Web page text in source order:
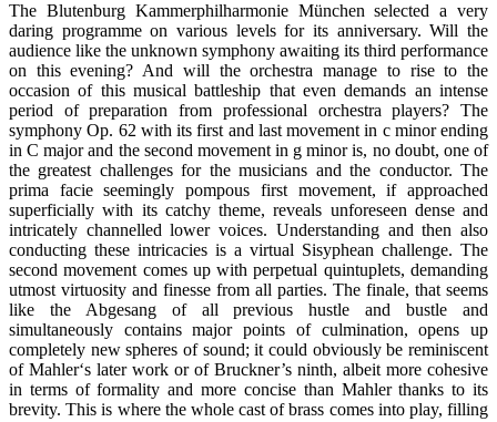
The Blutenburg Kammerphilharmonie München selected a very
daring programme on various levels for its anniversary. Will the
audience like the unknown symphony awaiting its third performance
on this evening? And will the orchestra manage to rise to the
occasion of this musical battleship that even demands an intense
period of preparation from professional orchestra players? The
symphony Op. 62 with its first and last movement in c minor ending
in C major and the second movement in g minor is, no doubt, one of
the greatest challenges for the musicians and the conductor. The
prima facie seemingly pompous first movement, if approached
superficially with its catchy theme, reveals unforeseen dense and
intricately channelled lower voices. Understanding and then also
conducting these intricacies is a virtual Sisyphean challenge. The
second movement comes up with perpetual quintuplets, demanding
utmost virtuosity and finesse from all parties. The finale, that seems
like the Abgesang of all previous hustle and bustle and
simultaneously contains major points of culmination, opens up
completely new spheres of sound; it could obviously be reminiscent
of Mahler‘s later work or of Bruckner’s ninth, albeit more cohesive
in terms of formality and more concise than Mahler thanks to its
brevity. This is where the whole cast of brass comes into play, filling